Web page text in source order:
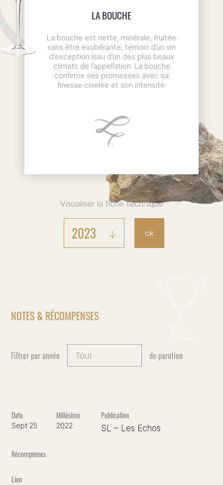
LA BOUCHE
La bouche est nette, minérale, fruitée
sans être exubérante, témoin d’un vin
d’exception issu d’un des plus beaux
climats de l’appellation. La bouche
confirme ses promesses avec sa
finesse ciselée et son intensité.
Visualiser la fiche technique
2023 ok
NOTES & RÉCOMPENSES
Filtrer par année de parution
Sept 25 2022 SL – Les Echos